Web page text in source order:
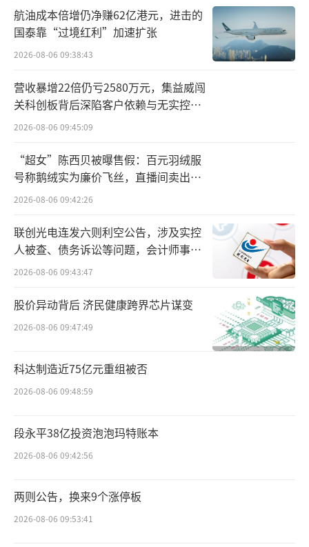
净利润的下降除了受营业收入减少的影响
外，信用减值损失也扮演了重要角色。尽管平
安银行加强资产质量管控，加大不良资产清收
处置力度，信用及其他资产减值损失494.28亿
元，同比下降16.4%，但前期积累的风险仍在
一定程度上侵蚀着利润。
在经济增速放缓、部分行业面临困境的情
准备，从而影响净利润表现。
零售业务“失速”
胜马财经了解到，平安银行一直以来以零
售业务作为核心发展方向，“零售立行”战略
曾为其带来高速增长与丰厚利润。然而，2024
年零售业务却成为业绩不佳的主要拖累因素。
融业务营收占比仅为48.6%，相较2023年的58.
4%下降了近10个百分点，这一数据直观地反映
面，2024年个人贷款余额下降了10.6%。其
中，信用卡应收账款余额、消费性贷款余额、
航油成本倍增仍净赚62亿港元，进击的
国泰靠“过境红利”加速扩张
2026-08-06 09:38:43
营收暴增22倍仍亏2580万元，集益威闯
关科创板背后深陷客户依赖与无实控人
困局
2026-08-06 09:45:09
“超女”陈西贝被曝售假：百元羽绒服
号称鹅绒实为廉价飞丝，直播间卖出超
百万元
2026-08-06 09:42:26
联创光电连发六则利空公告，涉及实控
人被查、债务诉讼等问题，会计师事务
所曾出具“保留意见”
2026-08-06 09:43:47
股价异动背后 济民健康跨界芯片谋变
2026-08-06 09:47:49
科达制造近75亿元重组被否
2026-08-06 09:48:59
段永平38亿投资泡泡玛特账本
2026-08-06 09:42:56
两则公告，换来9个涨停板
2026-08-06 09:53:41